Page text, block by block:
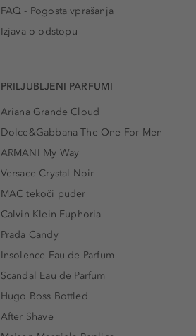
FAQ - Pogosta vprašanja
Izjava o odstopu
PRILJUBLJENI PARFUMI
Ariana Grande Cloud
Dolce&Gabbana The One For Men
ARMANI My Way
Versace Crystal Noir
MAC tekoči puder
Calvin Klein Euphoria
Prada Candy
Insolence Eau de Parfum
Scandal Eau de Parfum
Hugo Boss Bottled
After Shave